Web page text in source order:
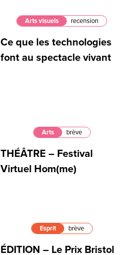
Arts visuels recension
Ce que les technologies
font au spectacle vivant
Arts brève
THÉÂTRE – Festival
Virtuel Hom(me)
Esprit brève
ÉDITION – Le Prix Bristol